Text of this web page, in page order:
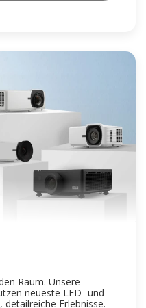
Raum. Unsere
neueste LED- und
Erlebnisse.